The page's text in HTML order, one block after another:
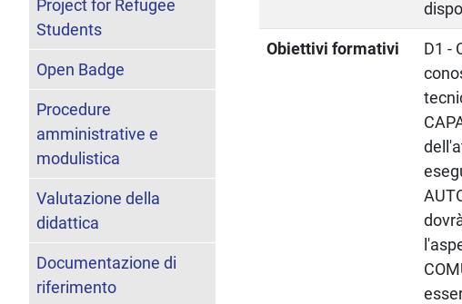
Obiettivi formativi
D1 -
Project for Refugee
Students
Open Badge
Procedure
amministrative e
modulistica
Valutazione della
didattica
Documentazione di
riferimento